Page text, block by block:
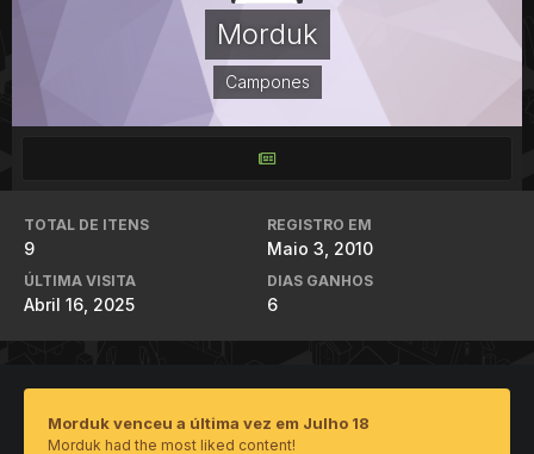
Morduk
Campones
TOTAL DE ITENS
9
REGISTRO EM
Maio 3, 2010
ÚLTIMA VISITA
Abril 16, 2025
DIAS GANHOS
6
Morduk venceu a última vez em Julho 18
Morduk had the most liked content!